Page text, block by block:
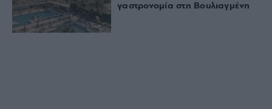
γαστρονομία στη Βουλιαγμένη